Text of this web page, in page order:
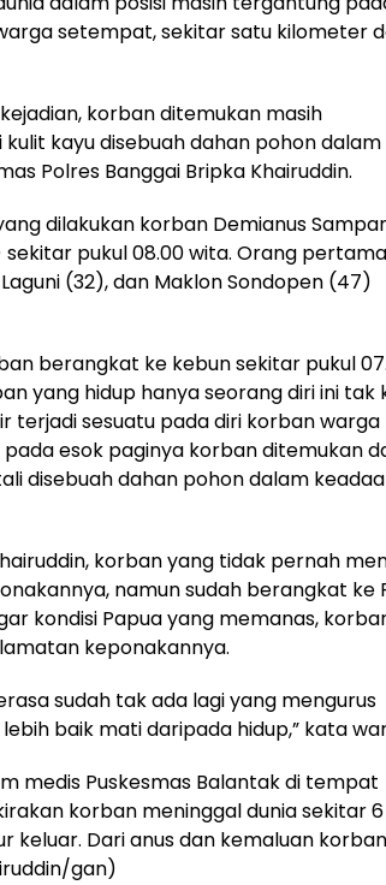
setempat, sekitar satu kilometer
korban ditemukan masih
kayu disebuah dahan pohon dalam
Polres Banggai Bripka Khairuddin.
dilakukan korban Demianus
pukul 08.00 wita. Orang
(32), dan Maklon Sondopen (47)
berangkat ke kebun sekitar pukul
yang hidup hanya seorang diri ini tak
terjadi sesuatu pada diri korban warga
esok paginya korban ditemukan
disebuah dahan pohon dalam
korban yang tidak pernah
namun sudah berangkat ke
kondisi Papua yang memanas,
keponakannya.
sudah tak ada lagi yang mengurus
baik mati daripada hidup,” kata
medis Puskesmas Balantak di tempat
korban meninggal dunia sekitar
keluar. Dari anus dan kemaluan
gan)